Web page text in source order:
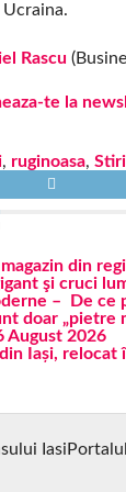
Rascu
te la
, ruginoasa,
din
şi cruci
– De
doar
August 2026
Iași,